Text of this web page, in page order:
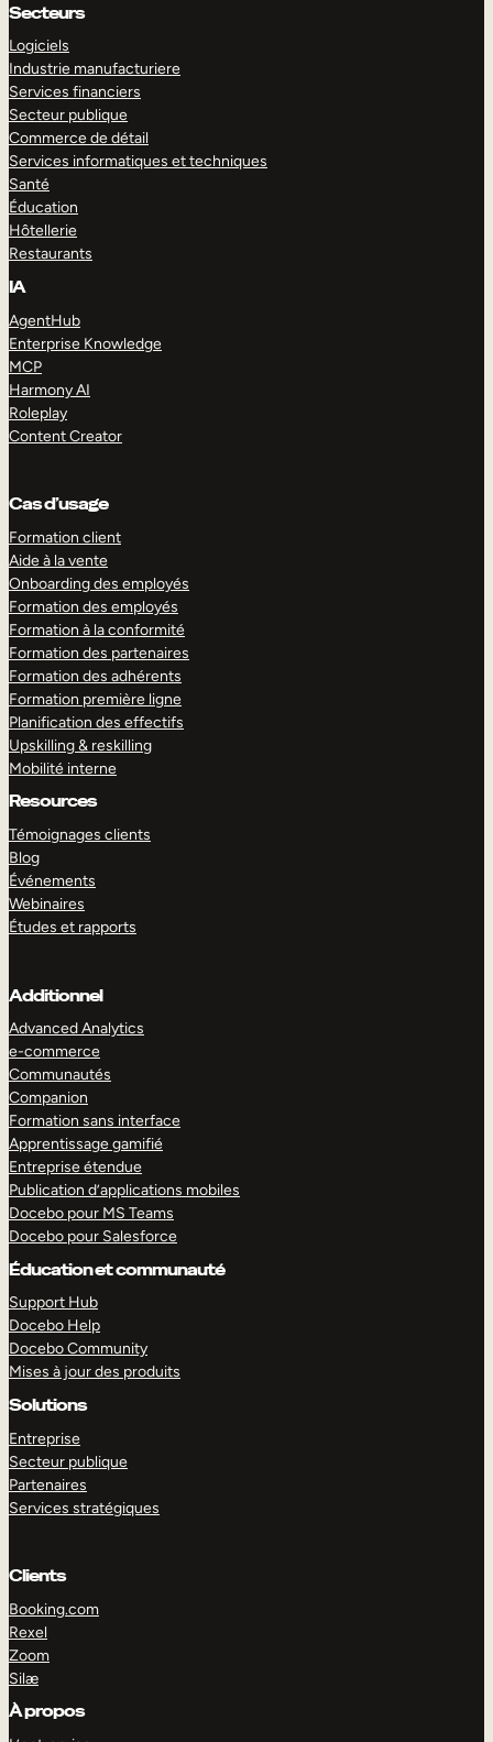
Secteurs
Logiciels
Industrie manufacturiere
Services financiers
Secteur publique
Commerce de détail
Services informatiques et techniques
Santé
Éducation
Hôtellerie
Restaurants
IA
AgentHub
Enterprise Knowledge
MCP
Harmony AI
Roleplay
Content Creator
Cas d’usage
Formation client
Aide à la vente
Onboarding des employés
Formation des employés
Formation à la conformité
Formation des partenaires
Formation des adhérents
Formation première ligne
Planification des effectifs
Upskilling & reskilling
Mobilité interne
Resources
Témoignages clients
Blog
Événements
Webinaires
Études et rapports
Additionnel
Advanced Analytics
e-commerce
Communautés
Companion
Formation sans interface
Apprentissage gamifié
Entreprise étendue
Publication d’applications mobiles
Docebo pour MS Teams
Docebo pour Salesforce
Éducation et communauté
Support Hub
Docebo Help
Docebo Community
Mises à jour des produits
Solutions
Entreprise
Secteur publique
Partenaires
Services stratégiques
Clients
Booking.com
Rexel
Zoom
Silæ
À propos